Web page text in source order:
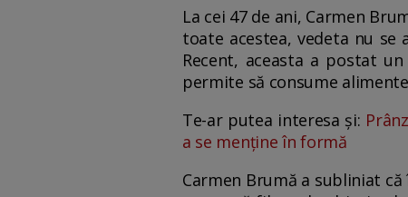
La cei 47 de ani, Carmen
toate acestea, vedeta nu se
Recent, aceasta a postat
permite să consume
Te-ar putea interesa și:
a se menține în formă
Carmen Brumă a subliniat